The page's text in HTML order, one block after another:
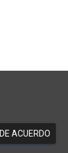
DE ACUERDO